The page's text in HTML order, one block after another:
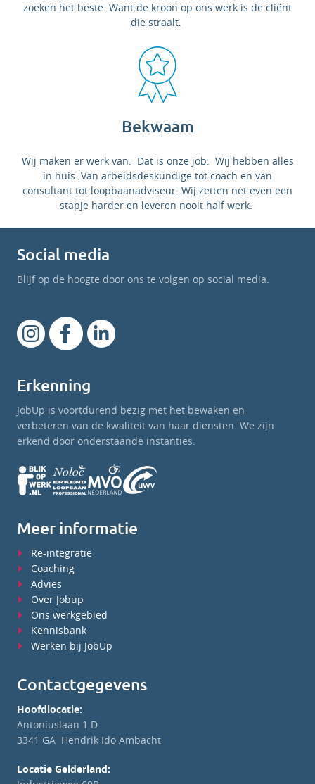
zoeken het beste. Want de kroon op ons werk is de cliënt
die straalt.
Bekwaam
Wij maken er werk van. Dat is onze job. Wij hebben alles
in huis. Van arbeidsdeskundige tot coach en van
consultant tot loopbaanadviseur. Wij zetten net even een
stapje harder en leveren nooit half werk.
Social media
Blijf op de hoogte door ons te volgen op social media.
Erkenning
JobUp is voortdurend bezig met het bewaken en
verbeteren van de kwaliteit van haar diensten. We zijn
erkend door onderstaande instanties.
Meer informatie
Re-integratie
Coaching
Advies
Over Jobup
Ons werkgebied
Kennisbank
Werken bij JobUp
Contactgegevens
Hoofdlocatie:
Antoniuslaan 1 D
3341 GA Hendrik Ido Ambacht
Locatie Gelderland: